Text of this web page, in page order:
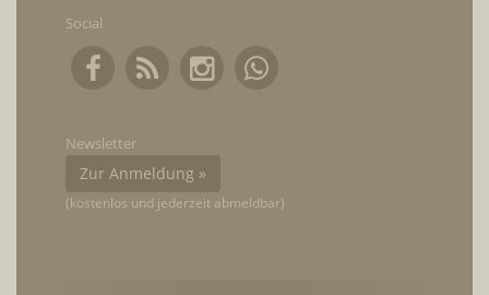
Social
Newsletter
Zur Anmeldung »
(kostenlos und jederzeit abmeldbar)